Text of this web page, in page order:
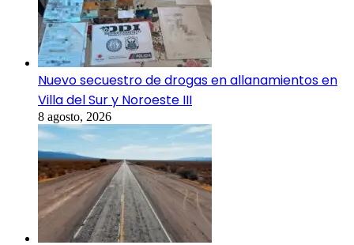
Nuevo secuestro de drogas en allanamientos en
Villa del Sur y Noroeste III
8 agosto, 2026